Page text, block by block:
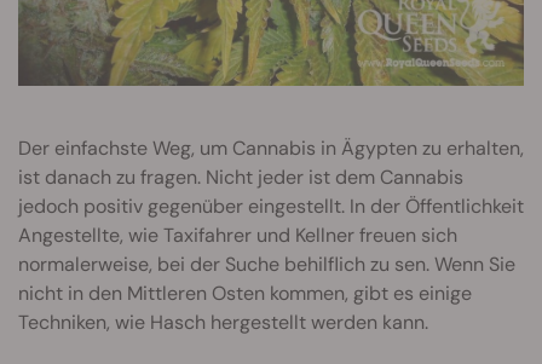
Der einfachste Weg, um Cannabis in Ägypten zu erhalten,
ist danach zu fragen. Nicht jeder ist dem Cannabis
jedoch positiv gegenüber eingestellt. In der Öffentlichkeit
Angestellte, wie Taxifahrer und Kellner freuen sich
normalerweise, bei der Suche behilflich zu sen. Wenn Sie
nicht in den Mittleren Osten kommen, gibt es einige
Techniken, wie Hasch hergestellt werden kann.